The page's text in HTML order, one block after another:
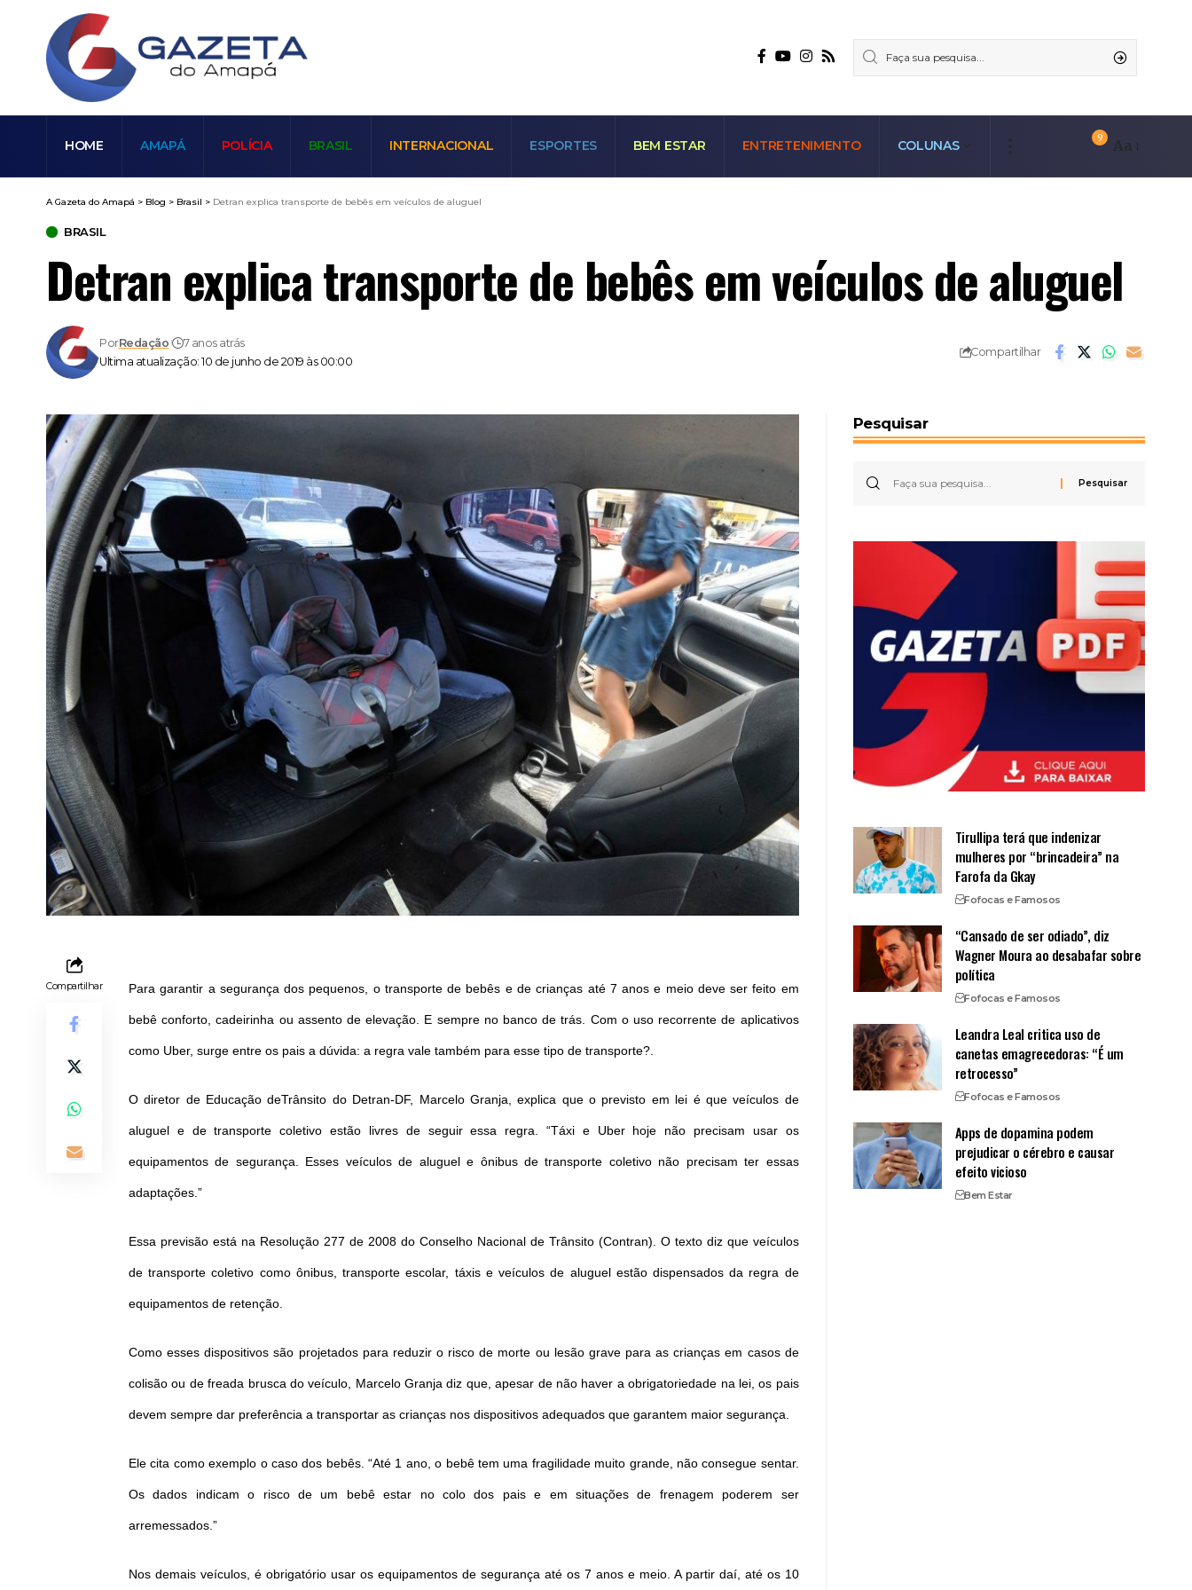
HOME AMAPÁ POLÍCIA BRASIL INTERNACIONAL ESPORTES BEM ESTAR ENTRETENIMENTO COLUNAS
9 Aa
A Gazeta do Amapá > Blog > Brasil > Detran explica transporte de bebês em veículos de aluguel
BRASIL
Detran explica transporte de bebês em veículos de aluguel
Ultima atualização: 10 de junho de 2019 às 00:00
PorRedação 7 anos atrás
Compartilhar
Compartilhar Para garantir a segurança dos pequenos, o transporte de bebês e de crianças até 7 anos e meio deve ser feito em
bebê conforto, cadeirinha ou assento de elevação. E sempre no banco de trás. Com o uso recorrente de aplicativos
como Uber, surge entre os pais a dúvida: a regra vale também para esse tipo de transporte?.
O diretor de Educação deTrânsito do Detran-DF, Marcelo Granja, explica que o previsto em lei é que veículos de
aluguel e de transporte coletivo estão livres de seguir essa regra. “Táxi e Uber hoje não precisam usar os
equipamentos de segurança. Esses veículos de aluguel e ônibus de transporte coletivo não precisam ter essas
adaptações.”
Essa previsão está na Resolução 277 de 2008 do Conselho Nacional de Trânsito (Contran). O texto diz que veículos
de transporte coletivo como ônibus, transporte escolar, táxis e veículos de aluguel estão dispensados da regra de
equipamentos de retenção.
Como esses dispositivos são projetados para reduzir o risco de morte ou lesão grave para as crianças em casos de
colisão ou de freada brusca do veículo, Marcelo Granja diz que, apesar de não haver a obrigatoriedade na lei, os pais
devem sempre dar preferência a transportar as crianças nos dispositivos adequados que garantem maior segurança.
Ele cita como exemplo o caso dos bebês. “Até 1 ano, o bebê tem uma fragilidade muito grande, não consegue sentar.
Os dados indicam o risco de um bebê estar no colo dos pais e em situações de frenagem poderem ser
arremessados.”
Nos demais veículos, é obrigatório usar os equipamentos de segurança até os 7 anos e meio. A partir daí, até os 10
Pesquisar
Tirullipa terá que indenizar
mulheres por “brincadeira” na
Farofa da Gkay
Fofocas e Famosos
“Cansado de ser odiado”, diz
Wagner Moura ao desabafar sobre
política
Fofocas e Famosos
Leandra Leal critica uso de
canetas emagrecedoras: “É um
retrocesso”
Fofocas e Famosos
Apps de dopamina podem
prejudicar o cérebro e causar
efeito vicioso
Bem Estar